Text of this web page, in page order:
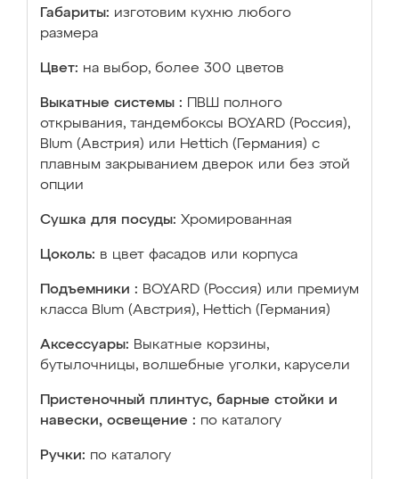
Габариты: изготовим кухню любого
размера
Цвет: на выбор, более 300 цветов
Выкатные системы :
ПВШ полного
открывания, тандембоксы BOYARD (Россия),
Blum (Австрия) или Hettich (Германия) с
плавным закрыванием дверок или без этой
опции
Сушка для посуды: Хромированная
Цоколь: в цвет фасадов или корпуса
Подъемники : BOYARD (Россия) или премиум
класса Blum (Австрия), Hettich (Германия)
Аксессуары: Выкатные корзины,
бутылочницы, волшебные уголки, карусели
Пристеночный плинтус, барные стойки и
навески, освещение : по каталогу
Ручки: по каталогу